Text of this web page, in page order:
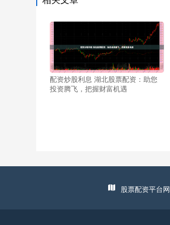
配资炒股利息 湖北股票配资：助您
投资腾飞，把握财富机遇
股票配资平台网